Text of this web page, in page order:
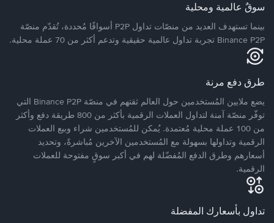
سوقٌ عالمية ومحلية
بينما تستهدف العديد من منصّات تداول P2P أسواقًا مُحددة، تُقدّم منصّة
Binance P2P تجربة تداول عالمية حقيقية وتدعم أكثر من 70 عملة محلية.
طرق دفع مرنة
يضع ملايين المُستخدمين حول العالم ثقتهم في منصّة Binance P2P التي
توفّر منصّة آمنة لتداول العملات الرقمية بأكثر من 800 طريقة دفع وأكثر
من 100 عملة محلية مُعتمدة. يُمكن للمُستخدمين شراء وبيع العملات
الرقمية وتداولها بسهولة مع المُستخدمين الآخرين مُباشرةً، وتحديد
أسعارهم وطرق الدفع المُفضّلة لهم في أكبر سوقٍ مفتوحة للعملات
الرقمية.
تداول بأسعارك المفضلة